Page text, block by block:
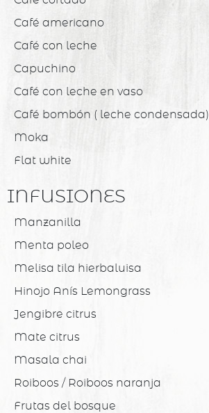
Café americano
Café con leche
Capuchino
Café con leche en vaso
Café bombón ( leche condensada)
Moka
Flat white
INFUSIONES
Manzanilla
Menta poleo
Melisa tila hierbaluisa
Hinojo Anís Lemongrass
Jengibre citrus
Mate citrus
Masala chai
Roiboos / Roiboos naranja
Frutas del bosque